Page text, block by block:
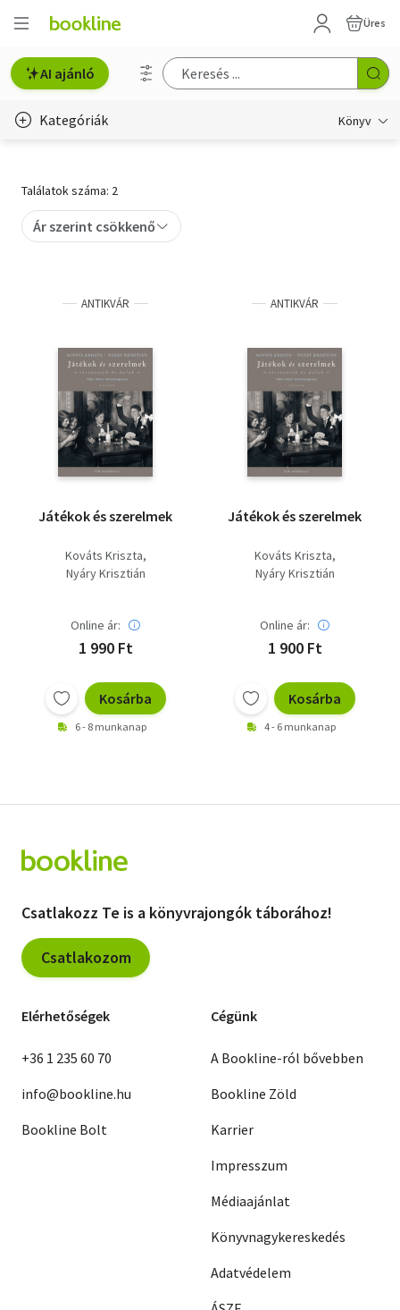
Üres
AI ajánló
Kategóriák Könyv
Gyermek- és ifjúsági
Művészet
Szakkönyv
Szótár, nyelvkönyv
Tankönyv, segédkönyv
Társadalomtudomány
Természettudomány
Történelem
Találatok száma: 2
Ár szerint csökkenő
ANTIKVÁR
Játékok és szerelmek
Kováts Kriszta
Nyáry Krisztián
Online ár:
1 990 Ft
Kosárba
6 - 8 munkanap
ANTIKVÁR
Játékok és szerelmek
Kováts Kriszta
Nyáry Krisztián
Online ár:
1 900 Ft
Kosárba
4 - 6 munkanap
Csatlakozz Te is a könyvrajongók táborához!
Csatlakozom
Elérhetőségek
+36 1 235 60 70
info@bookline.hu
Bookline Bolt
Cégünk
A Bookline-ról bővebben
Bookline Zöld
Karrier
Impresszum
Médiaajánlat
Könyvnagykereskedés
Adatvédelem